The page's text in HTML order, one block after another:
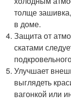
толще
в доме.
Защита от
скатами
Улучшает
выглядеть
вагонкой или